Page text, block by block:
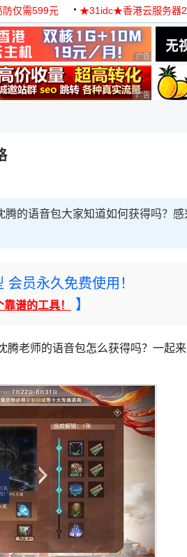
仅需599元
★31idc★香港云服务器
用◆
告，理性选择 广告 商业广告
告，理性选择 广告 商业广告
的语音包大家知道如何获得吗？感
员永久免费使用！
谱的工具！ 】
腾老师的语音包怎么获得吗？一起